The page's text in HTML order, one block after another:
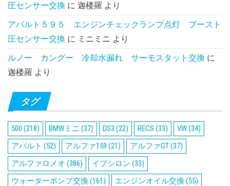
圧センサー交換 に 迦楼羅 より
アバルト５９５ エンジンチェックランプ点灯 ブースト
圧センサー交換 に ミニミニ より
ルノー カングー 冷却水漏れ サーモスタット交換 に
迦楼羅 より
タグ
500 (218) BMWミニ (37) DS3 (22) RECS (33) VW(34)
アバルト (52) アルファ159 (21) アルファGT(37)
アルファロメオ (386) イプシロン (33)
ウォーターポンプ交換(161) エンジンオイル交換(55)